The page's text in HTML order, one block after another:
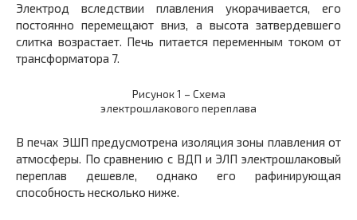
Электрод вследствии плавления укорачивается, его
постоянно перемещают вниз, а высота затвердевшего
слитка возрастает. Печь питается переменным током от
трансформатора 7.
Рисунок 1 – Схема
электрошлакового переплава
В печах ЭШП предусмотрена изоляция зоны плавления от
атмосферы. По сравнению с ВДП и ЭЛП электрошлаковый
переплав дешевле, однако его рафинирующая
способность несколько ниже.